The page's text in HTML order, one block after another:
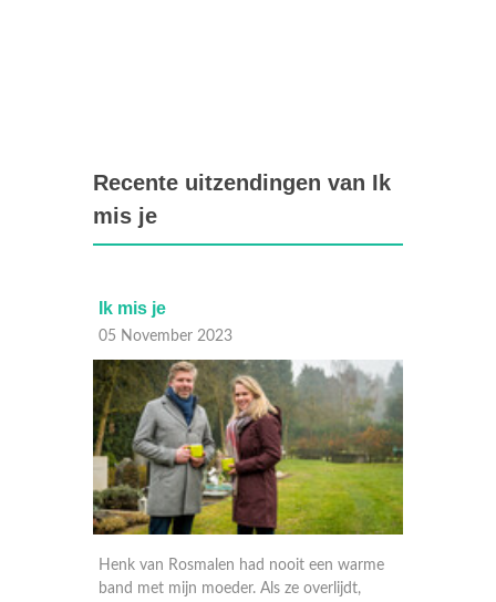
Recente uitzendingen van Ik
mis je
Rosmalen had nooit een warme
mijn moeder. Als ze overlijdt,
Als Paul van der Meijde zijn
van 18 verliest, komt hij in